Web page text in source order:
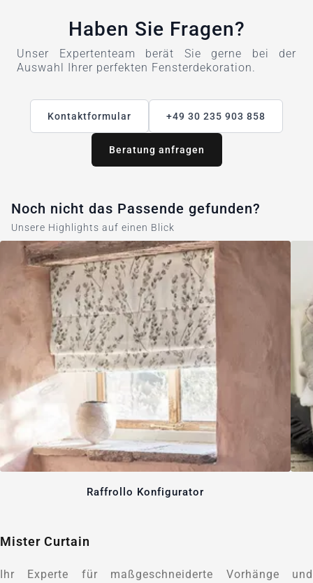
Haben Sie Fragen?
Unser Expertenteam berät Sie gerne bei der
Auswahl Ihrer perfekten Fensterdekoration.
Kontaktformular +49 30 235 903 858
Beratung anfragen
Noch nicht das Passende gefunden?
Unsere Highlights auf einen Blick
Raffrollo Konfigurator
Mister Curtain
Ihr Experte für maßgeschneiderte Vorhänge und